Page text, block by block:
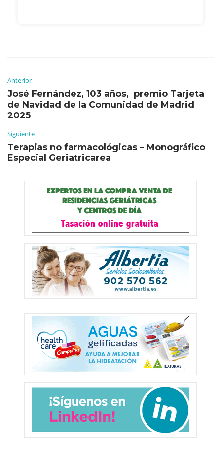
Anterior
José Fernández, 103 años, premio Tarjeta
de Navidad de la Comunidad de Madrid
2025
Siguiente
Terapias no farmacológicas – Monográfico
Especial Geriatricarea